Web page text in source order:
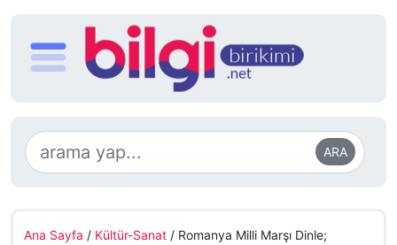
ARA
Ana Sayfa / Kültür-Sanat / Romanya Milli Marşı Dinle;